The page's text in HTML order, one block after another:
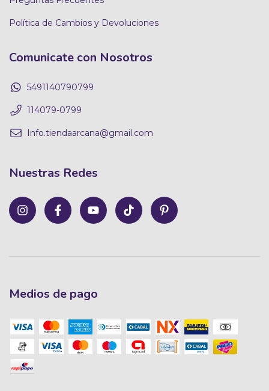
Política de Cambios y Devoluciones
Comunicate con Nosotros
5491140790799
114079-0799
Info.tiendaarcana@gmail.com
Nuestras Redes
Medios de pago